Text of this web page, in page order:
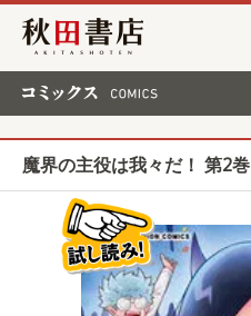
秋田書店
魔界の主役は我々だ！ 第2巻